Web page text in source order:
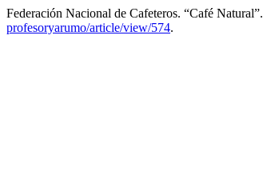
Federación Nacional de Cafeteros. “Café Natural”.
profesoryarumo/article/view/574.